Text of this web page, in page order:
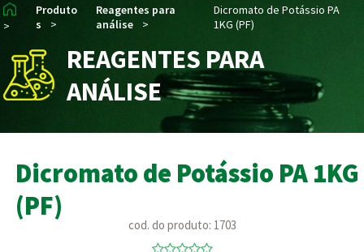
>
Produto
s
>
Reagentes para
análise
>
Dicromato de Potássio PA
1KG (PF)
REAGENTES PARA
ANÁLISE
Dicromato de Potássio PA 1KG
(PF)
cod. do produto: 1703